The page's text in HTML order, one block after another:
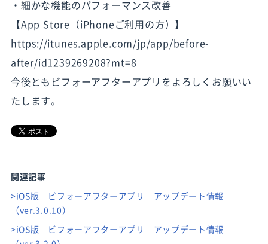
・細かな機能のパフォーマンス改善
【App Store（iPhoneご利用の方）】
https://itunes.apple.com/jp/app/before-
after/id1239269208?mt=8
今後ともビフォーアフターアプリをよろしくお願いい
たします。
関連記事
>iOS版 ビフォーアフターアプリ アップデート情報
（ver.3.0.10）
>iOS版 ビフォーアフターアプリ アップデート情報